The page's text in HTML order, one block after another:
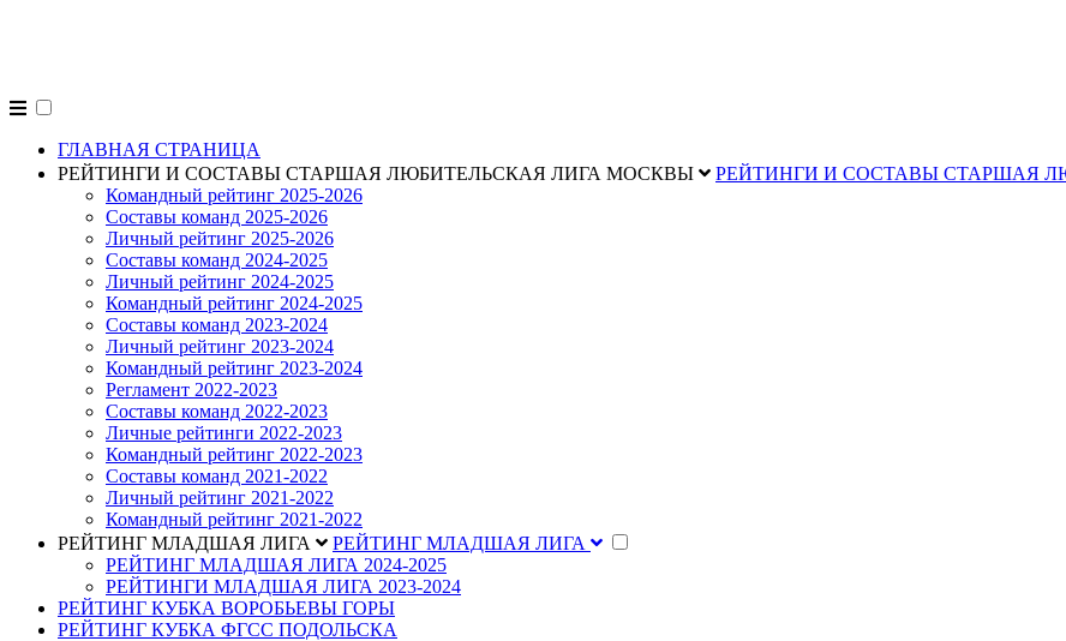
ГЛАВНАЯ СТРАНИЦА
РЕЙТИНГИ И СОСТАВЫ СТАРШАЯ ЛЮБИТЕЛЬСКАЯ ЛИГА МОСКВЫ
РЕЙТИНГИ И СОСТАВЫ СТАРШАЯ
Командный рейтинг 2025-2026
Составы команд 2025-2026
Личный рейтинг 2025-2026
Составы команд 2024-2025
Личный рейтинг 2024-2025
Командный рейтинг 2024-2025
Составы команд 2023-2024
Личный рейтинг 2023-2024
Командный рейтинг 2023-2024
Регламент 2022-2023
Составы команд 2022-2023
Личные рейтинги 2022-2023
Командный рейтинг 2022-2023
Составы команд 2021-2022
Личный рейтинг 2021-2022
Командный рейтинг 2021-2022
РЕЙТИНГ МЛАДШАЯ ЛИГА
РЕЙТИНГ МЛАДШАЯ ЛИГА
РЕЙТИНГ МЛАДШАЯ ЛИГА 2024-2025
РЕЙТИНГИ МЛАДШАЯ ЛИГА 2023-2024
РЕЙТИНГ КУБКА ВОРОБЬЕВЫ ГОРЫ
РЕЙТИНГ КУБКА ФГСС ПОДОЛЬСКА